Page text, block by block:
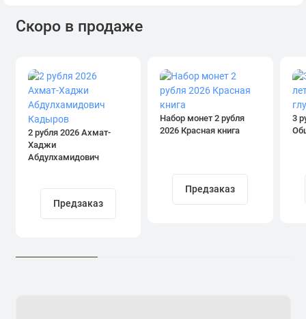
Скоро в продаже
2 рубля 2026 Ахмат-
Хаджи
Абдулхамидович
Предзаказ
Набор монет 2 рубля
2026 Красная книга
Предзаказ
3